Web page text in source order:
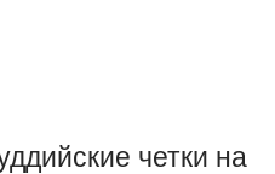
четки на